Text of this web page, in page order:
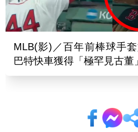
MLB(影)／百年前棒球手
巴特快車獲得「極罕見古董